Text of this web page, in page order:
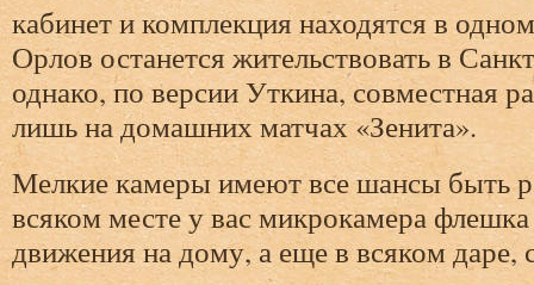
кабинет и комплекция находятся в
Орлов останется жительствовать в
однако, по версии Уткина, совместная
лишь на домашних матчах «Зенита».
Мелкие камеры имеют все шансы быть
всяком месте у вас микрокамера
движения на дому, а еще в всяком даре,